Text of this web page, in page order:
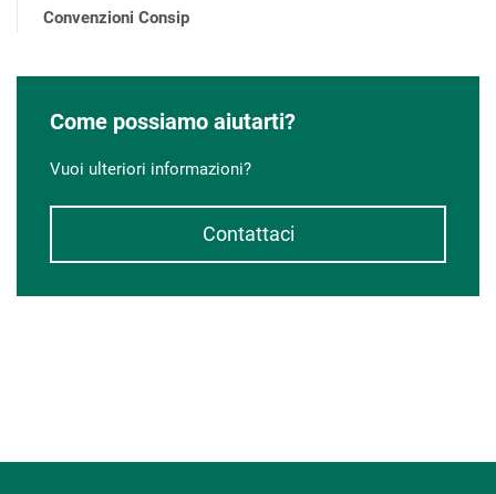
Convenzioni Consip
Come possiamo aiutarti?
Vuoi ulteriori informazioni?
Contattaci